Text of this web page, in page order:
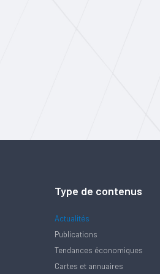
Type de contenus
Actualités
Publications
Tendances économiques
Cartes et annuaires